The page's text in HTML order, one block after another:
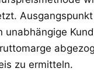
unabhängige
zu ermitteln.